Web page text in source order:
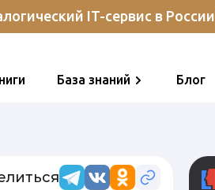
IT-сервис в России
База знаний Блог